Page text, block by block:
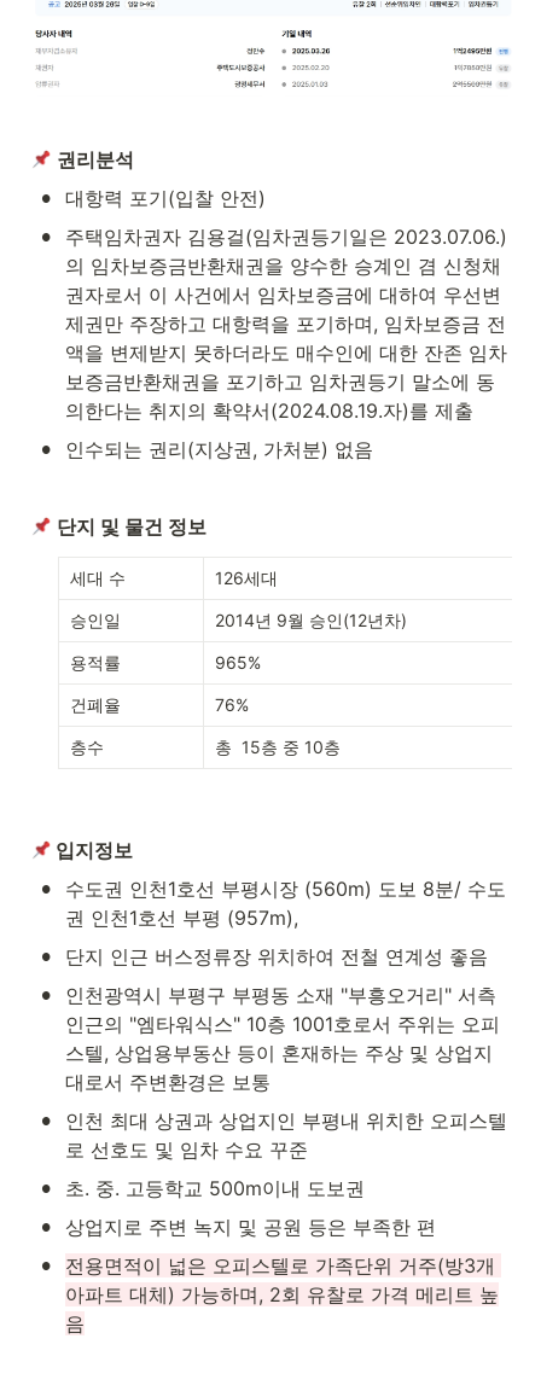
권리분석
• 대항력 포기(입찰 안전)
•
주택임차권자 김용걸(임차권등기일은 2023.07.06.)
의 임차보증금반환채권을 양수한 승계인 겸 신청채
권자로서 이 사건에서 임차보증금에 대하여 우선변
제권만 주장하고 대항력을 포기하며, 임차보증금 전
액을 변제받지 못하더라도 매수인에 대한 잔존 임차
보증금반환채권을 포기하고 임차권등기 말소에 동
의한다는 취지의 확약서(2024.08.19.자)를 제출
• 인수되는 권리(지상권, 가처분) 없음
단지 및 물건 정보
세대 수 126세대
승인일 2014년 9월 승인(12년차)
용적률 965%
건폐율 76%
층수 총  15층 중 10층
입지정보
•
수도권 인천1호선 부평시장 (560m) 도보 8분/ 수도
권 인천1호선 부평 (957m),
• 단지 인근 버스정류장 위치하여 전철 연계성 좋음
•
인천광역시 부평구 부평동 소재 "부흥오거리" 서측
인근의 "엠타워식스" 10층 1001호로서 주위는 오피
스텔, 상업용부동산 등이 혼재하는 주상 및 상업지
대로서 주변환경은 보통
•
인천 최대 상권과 상업지인 부평내 위치한 오피스텔
로 선호도 및 임차 수요 꾸준
• 초. 중. 고등학교 500m이내 도보권
• 상업지로 주변 녹지 및 공원 등은 부족한 편
•
전용면적이 넓은 오피스텔로 가족단위 거주(방3개
아파트 대체) 가능하며, 2회 유찰로 가격 메리트 높
음